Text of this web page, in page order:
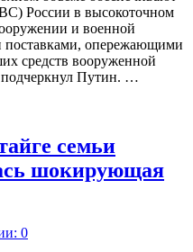
России в высокоточном
и военной
поставками, опережающими
средств вооруженной
Путин. …
семьи
шокирующая
0